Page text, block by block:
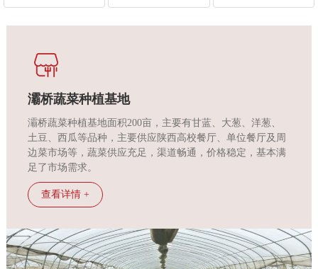
食
安
灞桥蔬菜种植基地
灞桥蔬菜种植基地面积200亩，主要有甘蓝、大葱、洋葱、
土豆、西瓜等品种，主要供应陕西高校餐厅、单位餐厅及周
边菜市场等，蔬菜供应充足，渠道畅通，价格稳定，基本满
足了市场需求。
查看详情 +